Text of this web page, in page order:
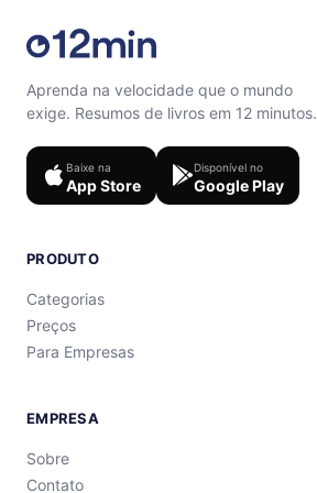
Aprenda na velocidade que o mundo
exige. Resumos de livros em 12 minutos.
Baixe na
App Store
Disponível no
Google Play
PRODUTO
Categorias
Preços
Para Empresas
EMPRESA
Sobre
Contato